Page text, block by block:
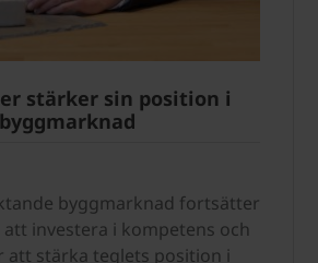
stärker sin position i
byggmarknad fortsätter
investera i kompetens och
att stärka teglets position i